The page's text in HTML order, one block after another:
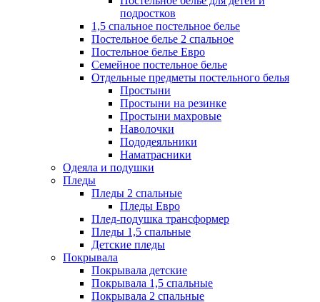
подростков
1,5 спальное постельное белье
Постельное белье 2 спальное
Постельное белье Евро
Семейное постельное белье
Отдельные предметы постельного белья
Простыни
Простыни на резинке
Простыни махровые
Наволочки
Пододеяльники
Наматрасники
Одеяла и подушки
Пледы
Пледы 2 спальные
Пледы Евро
Плед-подушка трансформер
Пледы 1,5 спальные
Детские пледы
Покрывала
Покрывала детские
Покрывала 1,5 спальные
Покрывала 2 спальные